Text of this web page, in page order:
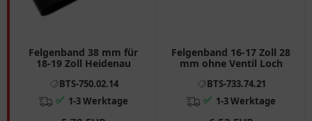
Felgenband 38 mm für
18-19 Zoll Heidenau
BTS-750.02.14
✅ 1-3 Werktage
Felgenband 16-17 Zoll 28
mm ohne Ventil Loch
BTS-733.74.21
✅ 1-3 Werktage